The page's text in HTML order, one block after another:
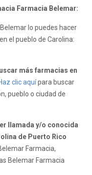
Farmacia Belemar:
lo puedes hacer
el pueblo de Carolina:
más farmacias en
clic aquípara buscar
pueblo o ciudad de
llamada y/o conocida
de Puerto Rico
Farmacia,
Belemar Farmacia